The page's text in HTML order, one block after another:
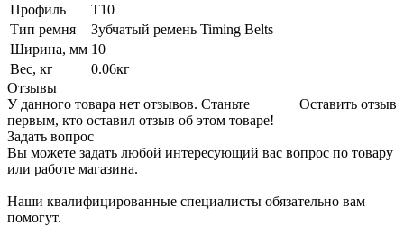
Профиль
T10
Тип ремня
Зубчатый ремень Timing Belts
Ширина, мм 10
Вес, кг
0.06кг
Отзывы
Оставить отзыв
У данного товара нет отзывов. Станьте
первым, кто оставил отзыв об этом товаре!
Задать вопрос
Вы можете задать любой интересующий вас вопрос по товару
или работе магазина.
Наши квалифицированные специалисты обязательно вам
помогут.